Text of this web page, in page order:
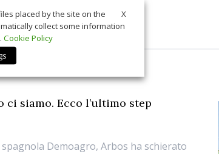
ci siamo. Ecco l’ultimo step
Demoagro, Arbos ha schierato
X
placed by the site on the
collect some information
Cookie Policy